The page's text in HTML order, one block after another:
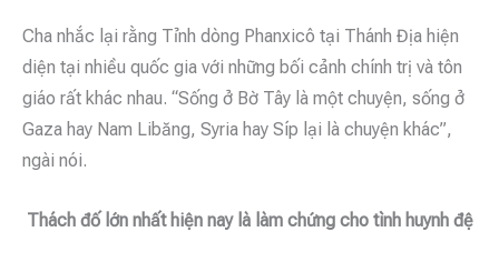
Cha nhắc lại rằng Tỉnh dòng Phanxicô tại Thánh Địa hiện
diện tại nhiều quốc gia với những bối cảnh chính trị và tôn
giáo rất khác nhau. “Sống ở Bờ Tây là một chuyện, sống ở
Gaza hay Nam Libăng, Syria hay Síp lại là chuyện khác”,
ngài nói.
Thách đố lớn nhất hiện nay là làm chứng cho tình huynh đệ